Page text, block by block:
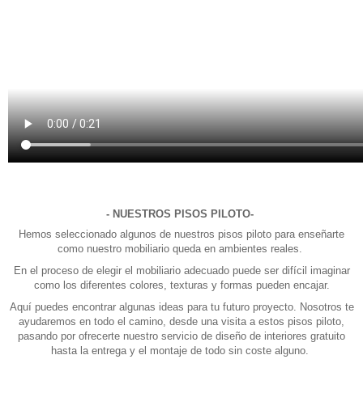
- NUESTROS PISOS PILOTO-
Hemos seleccionado algunos de nuestros pisos piloto para enseñarte
como nuestro mobiliario queda en ambientes reales.
En el proceso de elegir el mobiliario adecuado puede ser difícil imaginar
como los diferentes colores, texturas y formas pueden encajar.
Aquí puedes encontrar algunas ideas para tu futuro proyecto. Nosotros te
ayudaremos en todo el camino, desde una visita a estos pisos piloto,
pasando por ofrecerte nuestro servicio de diseño de interiores gratuito
hasta la entrega y el montaje de todo sin coste alguno.